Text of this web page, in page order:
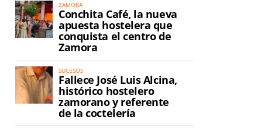
ZAMORA
Conchita Café, la nueva
apuesta hostelera que
conquista el centro de
Zamora
SUCESOS
Fallece José Luis Alcina,
histórico hostelero
zamorano y referente
de la coctelería